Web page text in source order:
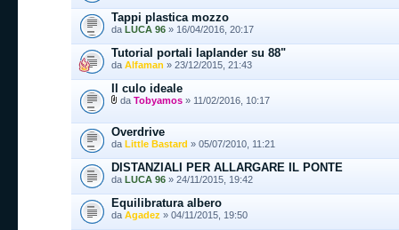
Tappi plastica mozzo
da LUCA 96 » 16/04/2016, 20:17
Tutorial portali laplander su 88"
da Alfaman » 23/12/2015, 21:43
Il culo ideale
da Tobyamos » 11/02/2016, 10:17
Overdrive
da Little Bastard » 05/07/2010, 11:21
DISTANZIALI PER ALLARGARE IL PONTE
da LUCA 96 » 24/11/2015, 19:42
Equilibratura albero
da Agadez » 04/11/2015, 19:50